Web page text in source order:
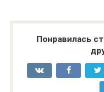
Понравилась